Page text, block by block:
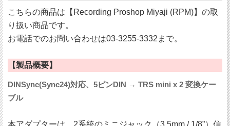
こちらの商品は【Recording Proshop Miyaji (RPM)】の取
り扱い商品です。
お電話でのお問い合わせは03-3255-3332まで。
【製品概要】
DINSync(Sync24)対応、5ピンDIN → TRS mini x 2 変換ケー
ブル